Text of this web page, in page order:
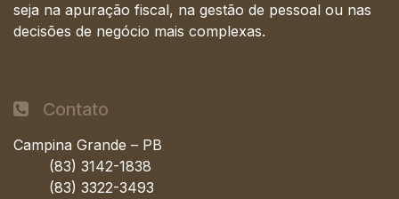
seja na apuração fiscal, na gestão de pessoal ou nas
decisões de negócio mais complexas.
Contato
Campina Grande – PB
(83) 3142-1838
(83) 3322-3493